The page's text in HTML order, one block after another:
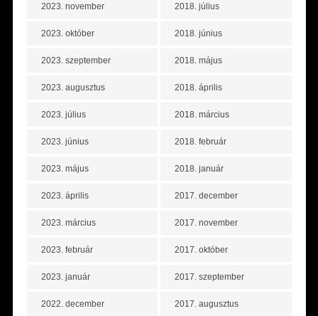
2023. november
2023. október
2023. szeptember
2023. augusztus
2023. július
2023. június
2023. május
2023. április
2023. március
2023. február
2023. január
2022. december
2018. július
2018. június
2018. május
2018. április
2018. március
2018. február
2018. január
2017. december
2017. november
2017. október
2017. szeptember
2017. augusztus